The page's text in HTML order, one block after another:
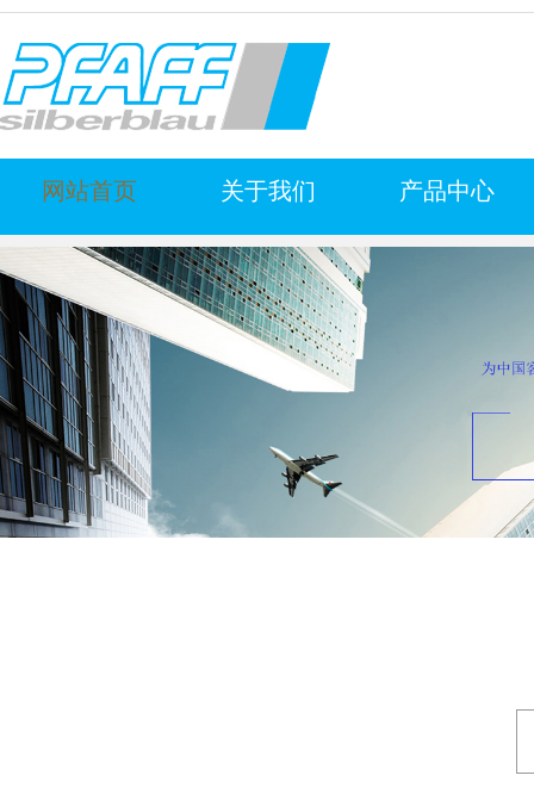
网站首页 关于我们 产品中心